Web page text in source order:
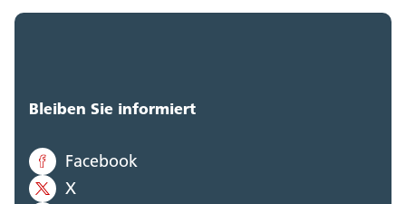
Bleiben Sie informiert
Facebook
X